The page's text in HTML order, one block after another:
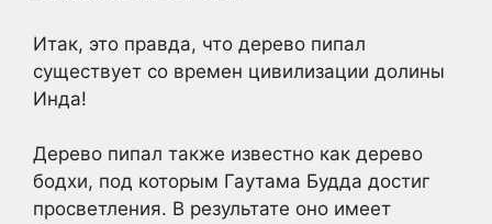
Итак, это правда, что дерево пипал
существует со времен цивилизации долины
Инда!
Дерево пипал также известно как дерево
бодхи, под которым Гаутама Будда достиг
просветления. В результате оно имеет